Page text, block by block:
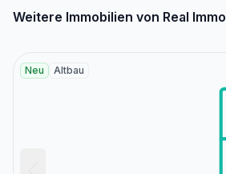
Weitere Immobilien von Real Immo
Neu Altbau